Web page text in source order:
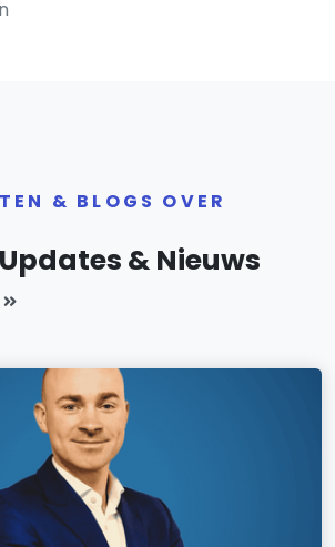
& BLOGS OVER
& Nieuws